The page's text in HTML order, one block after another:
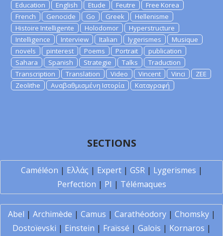
Education
English Etude Feutre
Free Korea
French
Genocide Go Greek
Hellenisme
Histoire Intelligente
Holodomor
Hyperstructure
Intelligence
Interview Italian lygerismes
Musique
novels
pinterest Poems Portrait
publication
Sahara
Spanish Strategie Talks
Traduction
Transcription
Translation Video Vincent Vinci
ZEE
Zeolithe
Αναβαθμισμένη Ιστορία Καταγραφή
SECTIONS
Caméléon | Ελλάς | Expert| GSR| Lygerismes |
Perfection | PI | Télémaques
Abel | Archimède | Camus | Carathéodory| Chomsky|
Dostoïevski | Einstein | Fraïssé | Galois | Kornaros |